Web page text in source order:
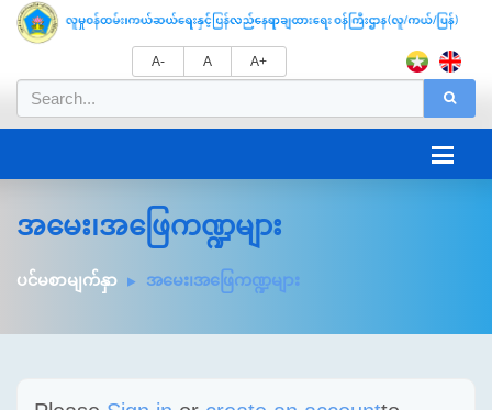
A- A A+
အမေး၊အဖြေကဏ္ဍများ
ပင်မစာမျက်နှာ အမေး၊အဖြေကဏ္ဍများ